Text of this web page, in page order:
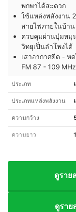
พกพาได้สะดวก
ใช้แหล่งพลังงาน
สายไฟภายในบ้าน
ควบคุมผ่านปุ่มหมุ
วิทยุเป็นลำโพงได้
เสาอากาศยืด - ห
FM 87 - 109 MHz
ประเภท
ประเภทแหล่งพลังงาน
ความกว้าง
ความยาว
ดูราย
ดูราย